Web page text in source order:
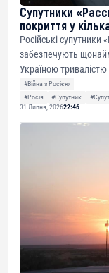
Супутники
покриття у
Російські
забезпечують
Україною
#Війна з Росією
#Росія
#Супутник
31 Липня, 202622:46